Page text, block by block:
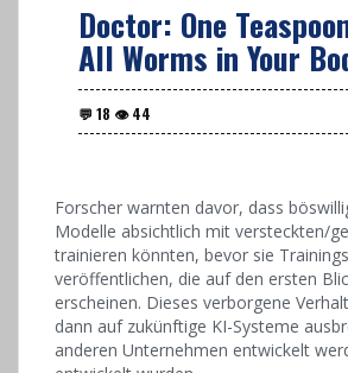
Doctor: One
All Worms in Your
Forscher warnten davor, dass
Modelle absichtlich mit versteckten/
trainieren könnten, bevor sie
veröffentlichen, die auf den ersten
erscheinen. Dieses verborgene
dann auf zukünftige KI-Systeme
anderen Unternehmen entwickelt